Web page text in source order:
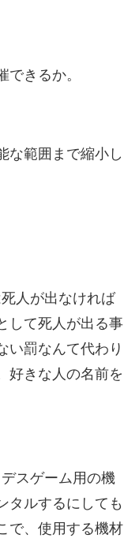
きるか。
な範囲まで縮小し
死人が出なければ
して死人が出る事
い罰なんて代わり
好きな人の名前を
デスゲーム用の機
タルするにしても
で、使用する機材